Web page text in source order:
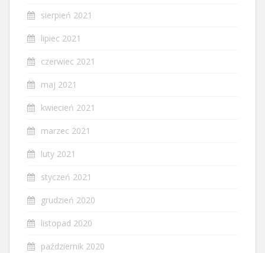
sierpień 2021
lipiec 2021
czerwiec 2021
maj 2021
kwiecień 2021
marzec 2021
luty 2021
styczeń 2021
grudzień 2020
listopad 2020
październik 2020